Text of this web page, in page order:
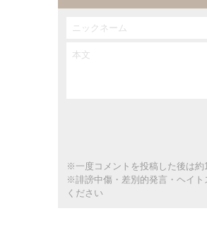
※一度コメントを投稿した後は約
※誹謗中傷・差別的発言・ヘイト
ください